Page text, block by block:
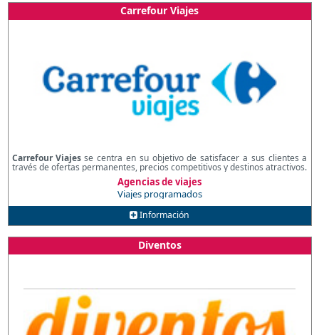
Carrefour Viajes
Carrefour Viajesse centra en su objetivo de satisfacer a sus clientes a
través de ofertas permanentes, precios competitivos y destinos atractivos.
Agencias de viajes
Viajes programados
Información
Diventos